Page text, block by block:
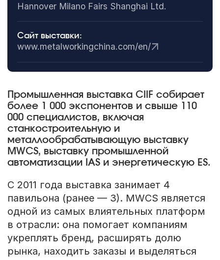
Hannover Milano Fairs Shanghai Ltd.
Сайт выставки:
www.metalworkingchina.com/en/
Промышленная выставка CIIF собирает
более 1 000 экспонентов и свыше 110
000 специалистов, включая
станкостроительную и
металлообрабатывающую выставку
MWCS, выставку промышленной
автоматизации IAS и энергетическую ES.
С 2011 года выставка занимает 4
павильона (ранее — 3). MWCS является
одной из самых влиятельных платформ
в отрасли: она помогает компаниям
укреплять бренд, расширять долю
рынка, находить заказы и выделяться